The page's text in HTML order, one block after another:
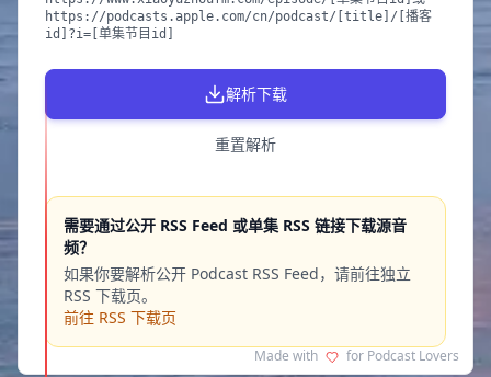
https://podcasts.apple.com/cn/podcast/[title]/[播客
id]?i=[单集节目id]
解析下载
重置解析
需要通过公开 RSS Feed 或单集 RSS 链接下载源音
频？
如果你要解析公开 Podcast RSS Feed，请前往独立
RSS 下载页。
前往 RSS 下载页
Made with for Podcast Lovers